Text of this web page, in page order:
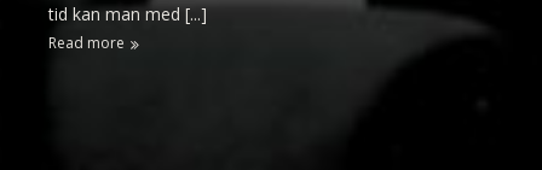
tid kan man med [...]
Read more